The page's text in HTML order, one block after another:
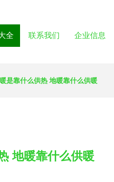
全 联系我们 企业信息
是靠什么供热 地暖靠什么供暖
地暖靠什么供暖